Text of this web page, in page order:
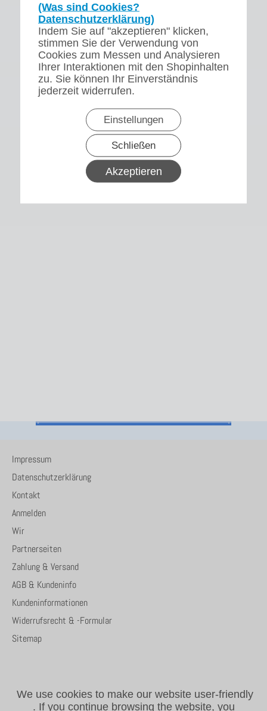
(Was sind Cookies?
Datenschutzerklärung)
Indem Sie auf "akzeptieren" klicken,
stimmen Sie der Verwendung von
Cookies zum Messen und Analysieren
Ihrer Interaktionen mit den Shopinhalten
zu. Sie können Ihr Einverständnis
jederzeit widerrufen.
Einstellungen
Schließen
Akzeptieren
Impressum
Datenschutzerklärung
Kontakt
Anmelden
Wir
Partnerseiten
Zahlung & Versand
AGB & Kundeninfo
Kundeninformationen
Widerrufsrecht & -Formular
Sitemap
We use cookies to make our website user-friendly
. If you continue browsing the website, you